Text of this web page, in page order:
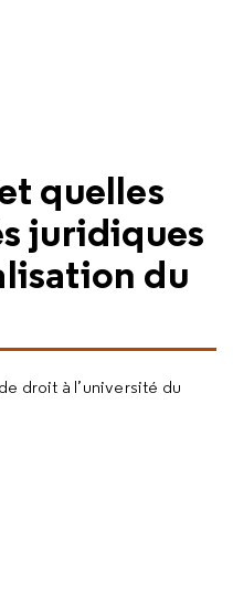
quelles
juridiques
du
droit à l’université du